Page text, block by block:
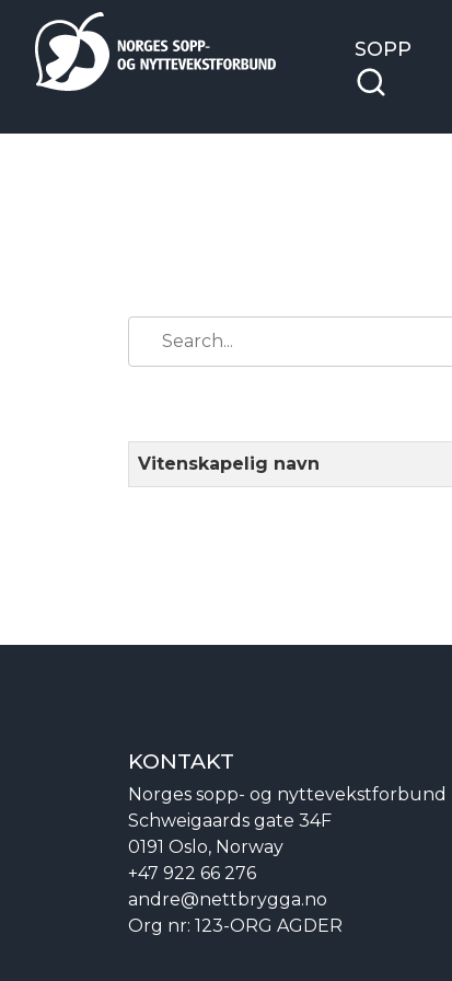
SOPP
Vitenskapelig navn
KONTAKT
Norges sopp- og nyttevekstforbund
Schweigaards gate 34F
0191 Oslo, Norway
+47 922 66 276
andre@nettbrygga.no
Org nr: 123-ORG AGDER